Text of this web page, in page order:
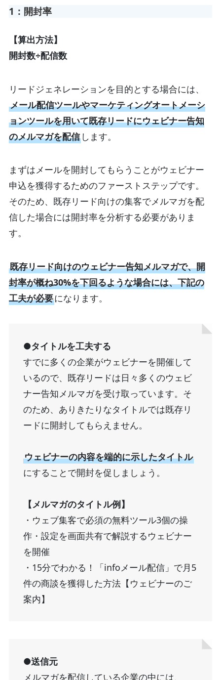
1：開封率
【算出方法】
開封数÷配信数
リードジェネレーションを目的とする場合には、
メール配信ツールやマーケティングオートメーシ
ョンツールを用いて既存リードにウェビナー告知
のメルマガを配信します。
まずはメールを開封してもらうことがウェビナー
申込を獲得するためのファーストステップです。
そのため、既存リード向けの集客でメルマガを配
信した場合には開封率を分析する必要がありま
す。
既存リード向けのウェビナー告知メルマガで、開
封率が概ね30%を下回るような場合には、下記の
工夫が必要になります。
●タイトルを工夫する
すでに多くの企業がウェビナーを開催して
いるので、既存リードは日々多くのウェビ
ナー告知メルマガを受け取っています。そ
のため、ありきたりなタイトルでは既存リ
ードに開封してもらえません。
ウェビナーの内容を端的に示したタイトル
にすることで開封を促しましょう。
【メルマガのタイトル例】
・ウェブ集客で必須の無料ツール3個の操
作・設定を画面共有で解説するウェビナー
を開催
・15分でわかる！「infoメール配信」で月5
件の商談を獲得した方法【ウェビナーのご
案内】
●送信元
メルマガを配信している企業の中には、